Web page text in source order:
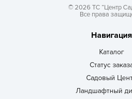
© 2026 ТС “Центр
Все права
Навигация
Каталог
Статус
Садовый
Ландшафтный